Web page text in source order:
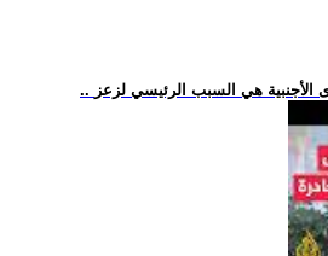
الأجنبية هي السبب الرئيسي لزعز